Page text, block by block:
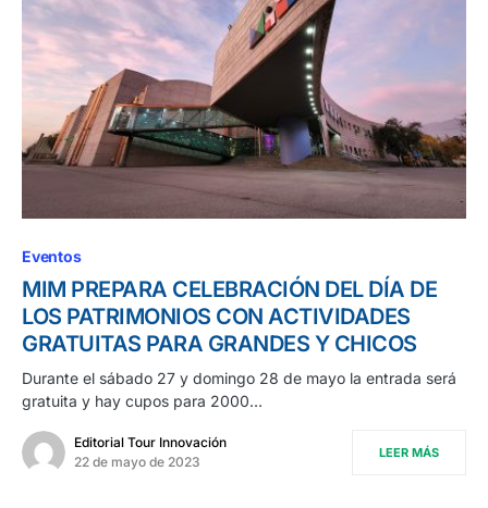
Eventos
MIM PREPARA CELEBRACIÓN DEL DÍA DE
LOS PATRIMONIOS CON ACTIVIDADES
GRATUITAS PARA GRANDES Y CHICOS
Durante el sábado 27 y domingo 28 de mayo la entrada será
gratuita y hay cupos para 2000…
Editorial Tour Innovación
22 de mayo de 2023
LEER MÁS